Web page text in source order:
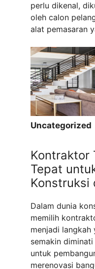
perlu dikenal,
oleh calon
alat pemasaran
layanan penting
yang ingin
menjangkau
membangun
more
Uncategorized
Kontraktor
Tepat
Konstruksi
Dalam dunia
memilih
menjadi
semakin
untuk
merenovasi